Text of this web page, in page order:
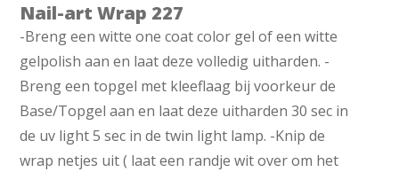
Nail-art Wrap 227
-Breng een witte one coat color gel of een witte
gelpolish aan en laat deze volledig uitharden. -
Breng een topgel met kleeflaag bij voorkeur de
Base/Topgel aan en laat deze uitharden 30 sec in
de uv light 5 sec in de twin light lamp. -Knip de
wrap netjes uit ( laat een randje wit over om het